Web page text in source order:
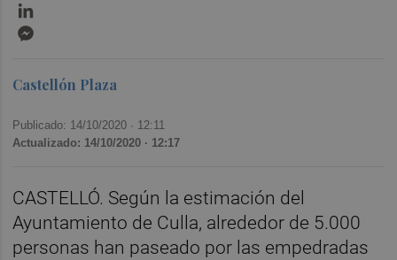
Castellón Plaza
Publicado: 14/10/2020 · 12:11
Actualizado: 14/10/2020 · 12:17
CASTELLÓ. Según la estimación del
Ayuntamiento de Culla, alrededor de 5.000
personas han paseado por las empedradas